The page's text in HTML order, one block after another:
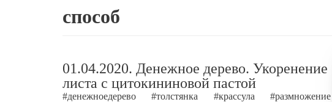
способ
01.04.2020. Денежное дерево. Укоренение
листа с цитокининовой пастой
#денежноедерево #толстянка #крассула #размножение